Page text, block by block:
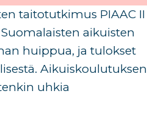
taitotutkimus PIAAC II
Suomalaisten aikuisten
huippua, ja tulokset
Aikuiskoulutuksen
uhkia